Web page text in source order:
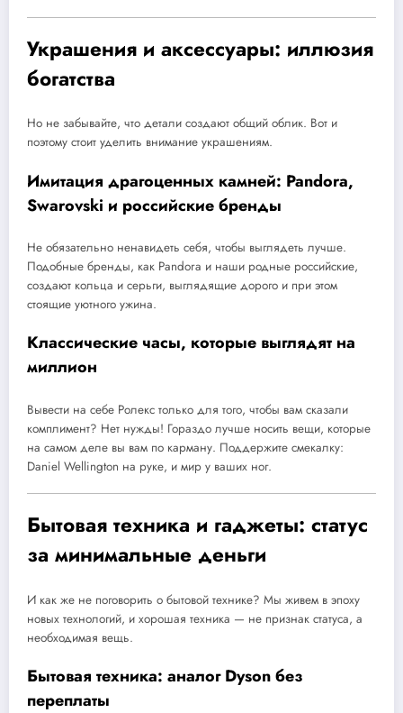
Украшения и аксессуары: иллюзия
богатства
Но не забывайте, что детали создают общий облик. Вот и
поэтому стоит уделить внимание украшениям.
Имитация драгоценных камней: Pandora,
Swarovski и российские бренды
Не обязательно ненавидеть себя, чтобы выглядеть лучше.
Подобные бренды, как Pandora и наши родные российские,
создают кольца и серьги, выглядящие дорого и при этом
стоящие уютного ужина.
Классические часы, которые выглядят на
миллион
Вывести на себе Ролекс только для того, чтобы вам сказали
комплимент? Нет нужды! Гораздо лучше носить вещи, которые
на самом деле вы вам по карману. Поддержите смекалку:
Daniel Wellington на руке, и мир у ваших ног.
Бытовая техника и гаджеты: статус
за минимальные деньги
И как же не поговорить о бытовой технике? Мы живем в эпоху
новых технологий, и хорошая техника — не признак статуса, а
необходимая вещь.
Бытовая техника: аналог Dyson без
переплаты